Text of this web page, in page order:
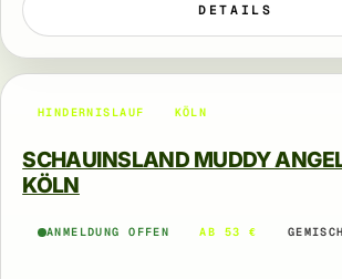
DETAILS
HINDERNISLAUF KÖLN
SCHAUINSLAND MUDDY
KÖLN
ANMELDUNG OFFEN AB 53 €